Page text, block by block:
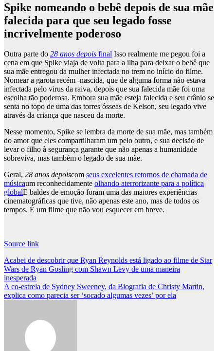
Spike nomeando o bebê depois de sua mãe
falecida para que seu legado fosse
incrivelmente poderoso
Outra parte do 28 anos depois final Isso realmente me pegou foi a
cena em que Spike viaja de volta para a ilha para deixar o bebê que
sua mãe entregou da mulher infectada no trem no início do filme.
Nomear a garota recém -nascida, que de alguma forma não estava
infectada pelo vírus da raiva, depois que sua falecida mãe foi uma
escolha tão poderosa. Embora sua mãe esteja falecida e seu crânio se
senta no topo de uma das torres ósseas de Kelson, seu legado vive
através da criança que nasceu da morte.
Nesse momento, Spike se lembra da morte de sua mãe, mas também
do amor que eles compartilharam um pelo outro, e sua decisão de
levar o filho à segurança garante que não apenas a humanidade
sobreviva, mas também o legado de sua mãe.
Geral, 28 anos depoiscom seus excelentes retornos de chamada de
músicaum reconhecidamente olhando aterrorizante para a política
globalE baldes de emoção foram uma das maiores experiências
cinematográficas que tive, não apenas este ano, mas de todos os
tempos. É um filme que não vou esquecer em breve.
Source link
Post
navigation
Acabei de descobrir que Ryan Reynolds está ligado ao filme de Star
Wars de Ryan Gosling com Shawn Levy de uma maneira
inesperada
A co-estrela de Sydney Sweeney, da Biografia de Christy Martin,
explica como parecia ser ‘socado algumas vezes’ por ela